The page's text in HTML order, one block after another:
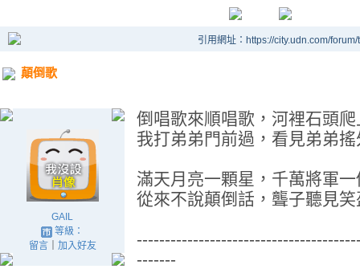
引用網址：https://city.udn.com/
顛倒歌
GAIL
等級：
留言｜ 加入好友
倒唱歌來順唱歌，河裡石頭
我打弟弟門前過，看見弟弟
滿天月亮一顆星，千萬將軍
從來不說顛倒話，聾子聽見
-------